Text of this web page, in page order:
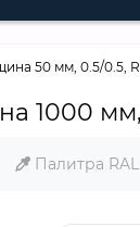
50 мм, 0.5/0.5,
1000
Палитра RAL